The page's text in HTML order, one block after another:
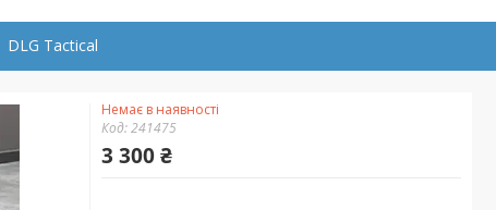
DLG Tactical
Немає в наявності
Код:241475
3 300 ₴